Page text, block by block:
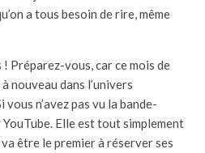
a tous besoin de rire, même
Préparez-vous, car ce mois de
nouveau dans l’univers
vous n’avez pas vu la bande-
Elle est tout simplement
être le premier à réserver ses